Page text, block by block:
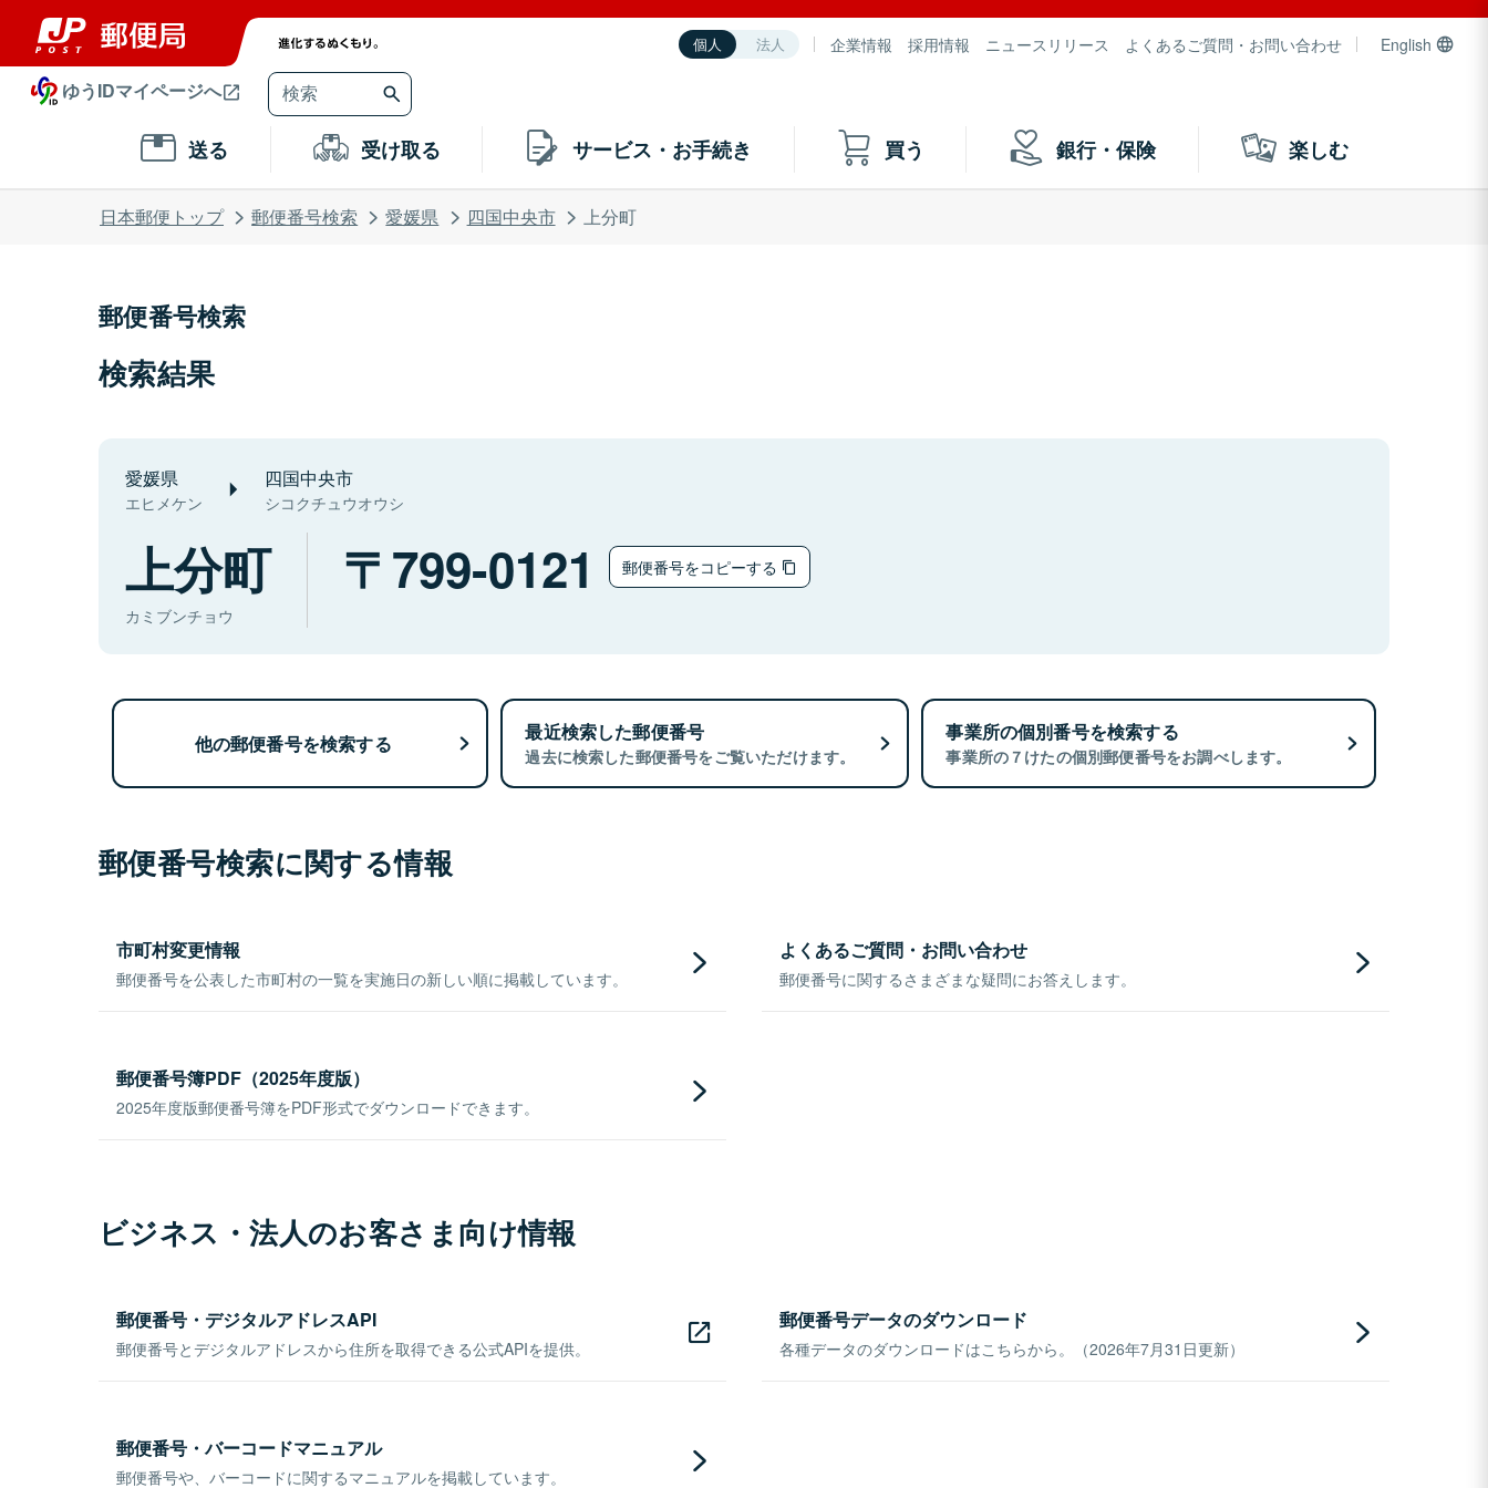
個人 法人 企業情報 採用情報 ニュースリリース よくあるご質問・お問い合わせ English
ゆうIDマイページへ
送る 受け取る サービス・お手続き 買う 銀行・保険 楽しむ
日本郵便トップ 郵便番号検索 愛媛県 四国中央市 上分町
郵便番号検索
検索結果
愛媛県
エヒメケン
四国中央市
シコクチュウオウシ
上分町
カミブンチョウ
799-0121 郵便番号をコピーする
他の郵便番号を検索する 最近検索した郵便番号
過去に検索した郵便番号をご覧いただけます。
事業所の個別番号を検索する
事業所の７けたの個別郵便番号をお調べします。
郵便番号検索に関する情報
市町村変更情報
郵便番号を公表した市町村の一覧を実施日の新しい順に掲載しています。
よくあるご質問・お問い合わせ
郵便番号に関するさまざまな疑問にお答えします。
郵便番号簿PDF（2025年度版）
2025年度版郵便番号簿をPDF形式でダウンロードできます。
ビジネス・法人のお客さま向け情報
郵便番号・デジタルアドレスAPI
郵便番号とデジタルアドレスから住所を取得できる公式APIを提供。
郵便番号データのダウンロード
各種データのダウンロードはこちらから。（2026年7月31日更新）
郵便番号・バーコードマニュアル
郵便番号や、バーコードに関するマニュアルを掲載しています。